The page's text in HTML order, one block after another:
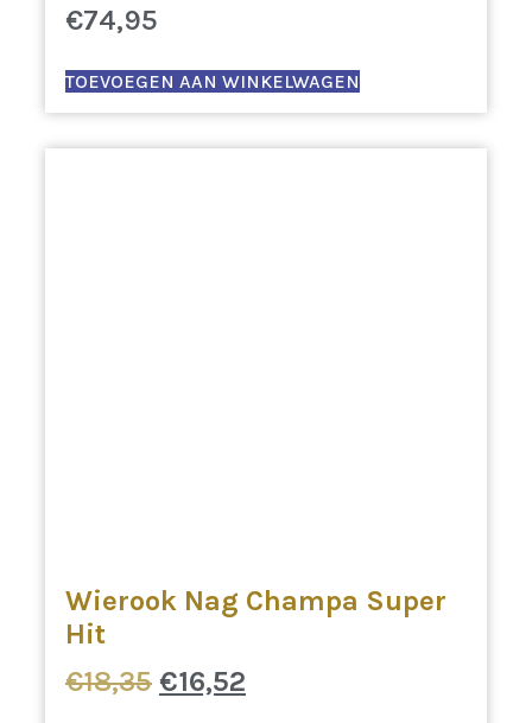
€74,95
TOEVOEGEN AAN WINKELWAGEN
Wierook Nag Champa Super
Hit
€18,35 Oorspronkelijke
€16,52